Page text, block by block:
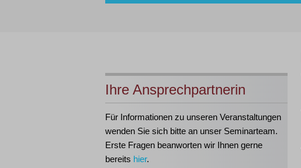
Ihre Ansprechpartnerin
Für Informationen zu unseren Veranstaltungen
wenden Sie sich bitte an unser Seminarteam.
Erste Fragen beanworten wir Ihnen gerne
bereits hier.